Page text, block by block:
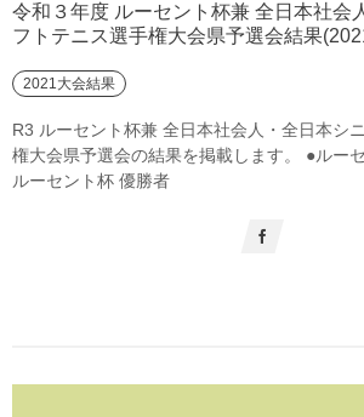
令和３年度 ルーセント杯兼 全日本社会
フトテニス選手権大会県予選会結果
2021大会結果
R3 ルーセント杯兼 全日本社会人・全日本シ
権大会県予選会の結果を掲載します。 ●ルー
ルーセント杯 優勝者